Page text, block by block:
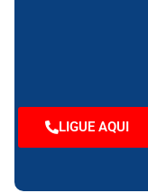
LIGUE AQUI